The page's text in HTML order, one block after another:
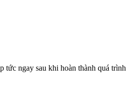
tức ngay sau khi hoàn thành quá trình